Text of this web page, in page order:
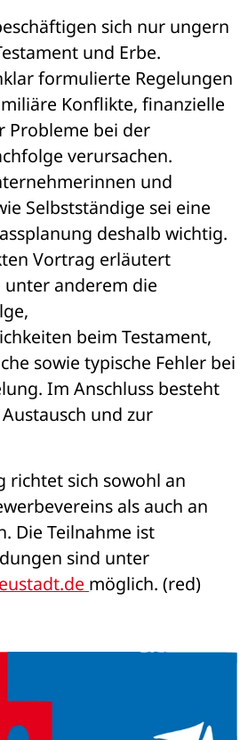
sich nur ungern
und Erbe.
formulierte Regelungen
Konflikte, finanzielle
Probleme bei der
verursachen.
und
Selbstständige sei eine
deshalb wichtig.
Vortrag erläutert
anderem die
beim Testament,
sowie typische Fehler bei
Im Anschluss besteht
und zur
richtet sich sowohl an
als auch an
Die Teilnahme ist
möglich. (red)